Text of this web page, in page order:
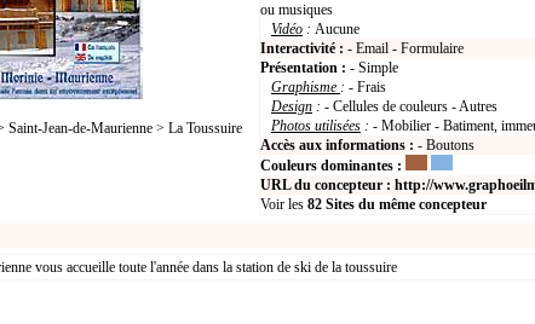
Jean-de-Maurienne > La Toussuire
ou musiques
Vidéo : Aucune
Interactivité : - Email - Formulaire
Présentation : - Simple
Graphisme : - Frais
Design : - Cellules de couleurs - Autres
Photos utilisées : - Mobilier - Batiment,
Accès aux informations : - Boutons
Couleurs dominantes :
URL du concepteur : http://
Voir les 82 Sites du même concepteur
vous accueille toute l'année dans la station de ski de la toussuire